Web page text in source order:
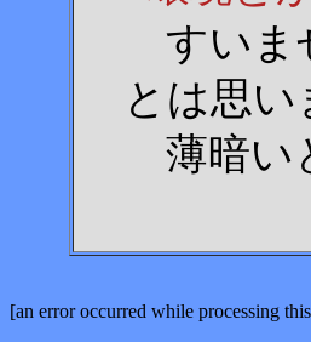
すいま
とは思い
薄暗い
[an error occurred while processing